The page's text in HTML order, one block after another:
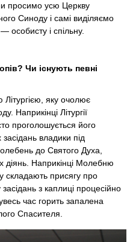
просимо усю Церкву
Синоду і самі виділяємо
особисту і спільну.
Чи існують певні
яку очолює
Наприкінці Літургії
проголошується його
владики під
до Святого Духа,
діянь. Наприкінці Молебню
складають присягу про
з каплиці процесійно
час горить запалена
Спасителя.